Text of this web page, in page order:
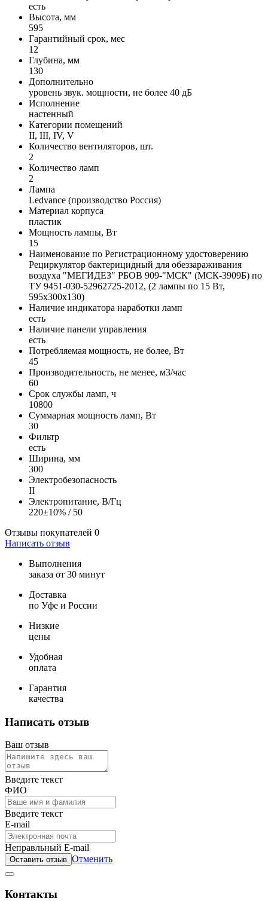
есть
Высота, мм
595
Гарантийный срок, мес
12
Глубина, мм
130
Дополнительно
уровень звук. мощности, не более 40 дБ
Исполнение
настенный
Категории помещений
II, III, IV, V
Количество вентиляторов, шт.
2
Количество ламп
2
Лампа
Ledvance (производство Россия)
Материал корпуса
пластик
Мощность лампы, Вт
15
Наименование по Регистрационному удостоверению
Рециркулятор бактерицидный для обеззараживания
воздуха "МЕГИДЕЗ" РБОВ 909-"МСК" (МСК-3909Б) по
ТУ 9451-030-52962725-2012, (2 лампы по 15 Вт,
595х300х130)
Наличие индикатора наработки ламп
есть
Наличие панели управления
есть
Потребляемая мощность, не более, Вт
45
Производительность, не менее, м3/час
60
Срок службы ламп, ч
10800
Суммарная мощность ламп, Вт
30
Фильтр
есть
Ширина, мм
300
Электробезопасность
II
Электропитание, В/Гц
220±10% / 50
Отзывы покупателей 0
Написать отзыв
Выполнения
заказа от 30 минут
Доставка
по Уфе и России
Низкие
цены
Удобная
оплата
Гарантия
качества
Написать отзыв
Ваш отзыв
Введите текст
ФИО
Введите текст
E-mail
Неправльный E-mail
Оставить отзыв Отменить
Контакты